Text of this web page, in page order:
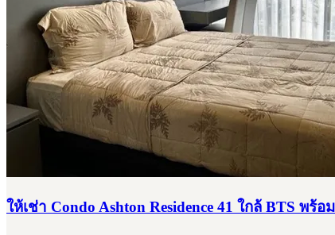
ให้เช่า Condo Ashton Residence 41 ใกล้ BTS พ